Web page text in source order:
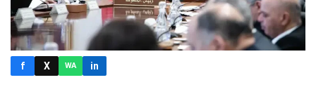
f X WA in